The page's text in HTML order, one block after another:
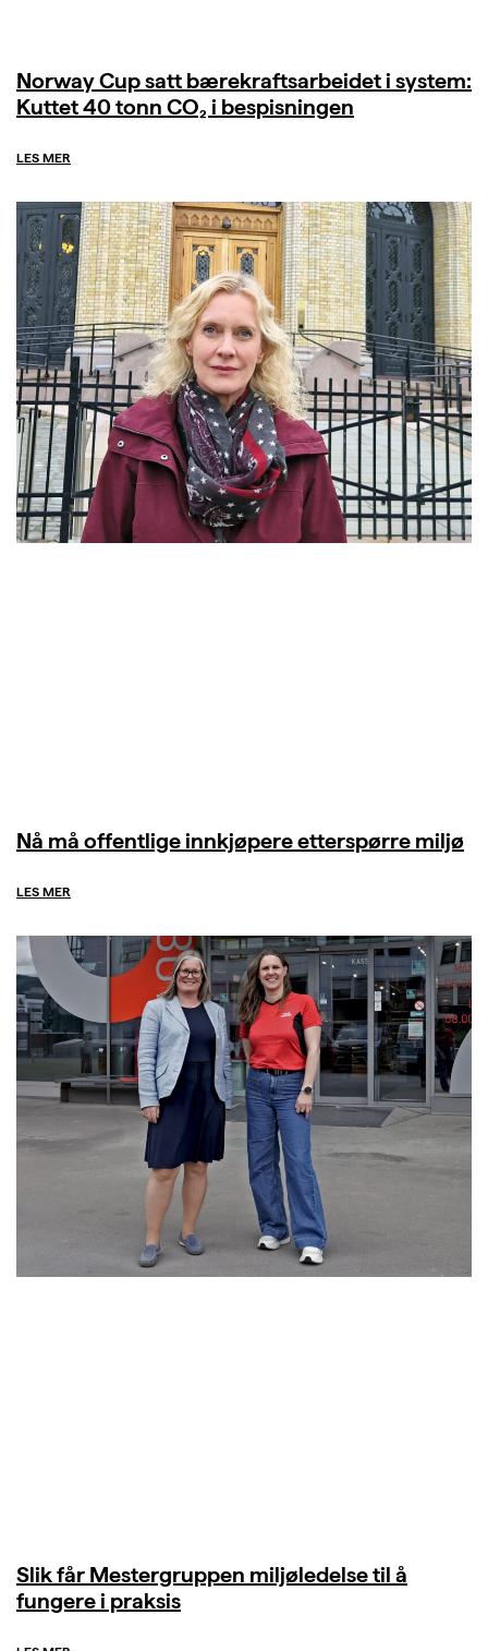
Norway Cup satt bærekraftsarbeidet i system:
Kuttet 40 tonn CO₂ i bespisningen
LES MER
Nå må offentlige innkjøpere etterspørre miljø
LES MER
Slik får Mestergruppen miljøledelse til å
fungere i praksis